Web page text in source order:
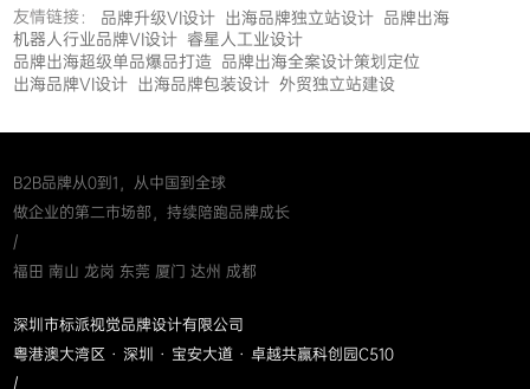
友情链接： 品牌升级VI设计 出海品牌独立站设计 品牌出海
机器人行业品牌VI设计 睿星人工业设计
品牌出海超级单品爆品打造 品牌出海全案设计策划定位
出海品牌VI设计 出海品牌包装设计 外贸独立站建设
B2B品牌从0到1，从中国到全球
做企业的第二市场部，持续陪跑品牌成长
/
福田 南山 龙岗 东莞 厦门 达州 成都
深圳市标派视觉品牌设计有限公司
粤港澳大湾区 · 深圳 · 宝安大道 · 卓越共赢科创园C510
/